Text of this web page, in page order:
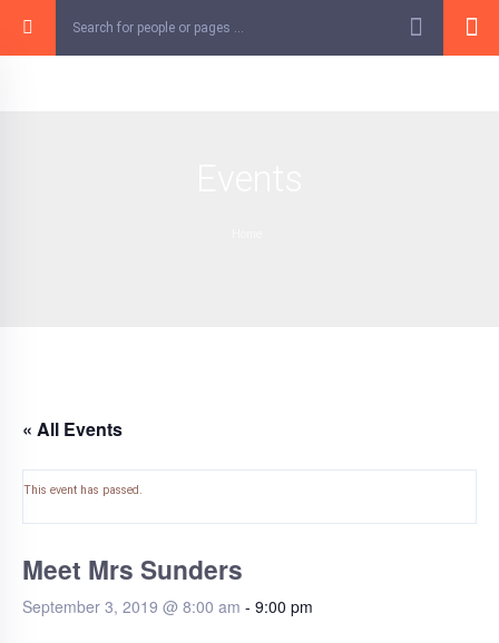
« All Events
This event has passed.
Meet Mrs Sunders
September 3, 2019 @ 8:00 am - 9:00 pm